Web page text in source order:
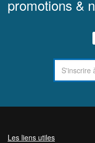
promotions &
Les liens utiles